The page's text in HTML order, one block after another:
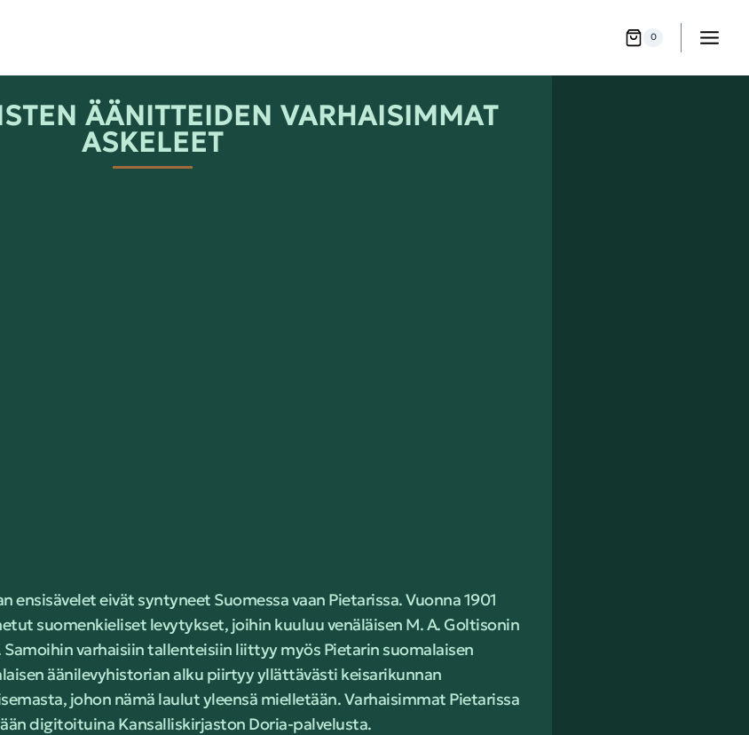
0
ÄÄNITTEIDEN VARHAISIMMAT
ASKELEET
ensisävelet eivät syntyneet Suomessa vaan Pietarissa. Vuonna 1901
suomenkieliset levytykset, joihin kuuluu venäläisen M. A. Goltisonin
Samoihin varhaisiin tallenteisiin liittyy myös Pietarin suomalaisen
äänilevyhistorian alku piirtyy yllättävästi keisarikunnan
johon nämä laulut yleensä mielletään. Varhaisimmat Pietarissa
digitoituina Kansalliskirjaston Doria-palvelusta.